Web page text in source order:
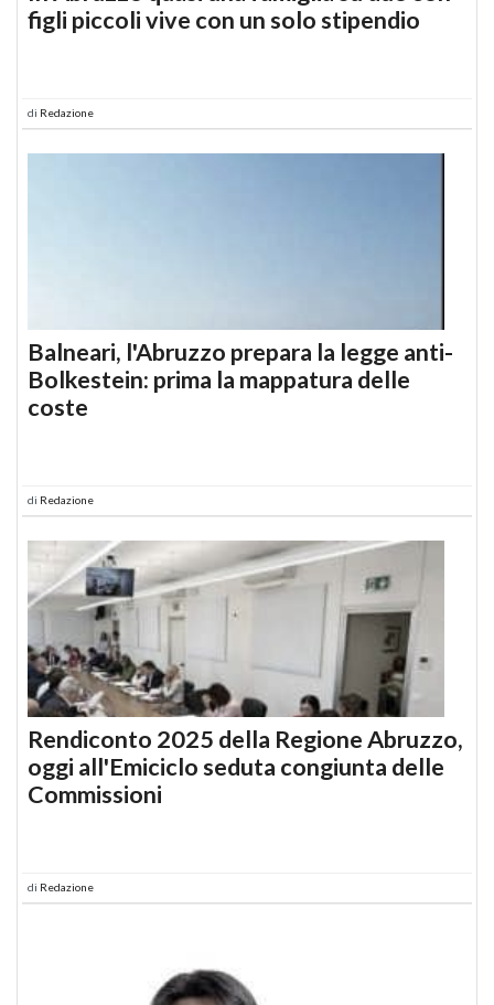
figli piccoli vive con un solo stipendio
di Redazione
Balneari, l'Abruzzo prepara la legge anti-
Bolkestein: prima la mappatura delle
coste
di Redazione
Rendiconto 2025 della Regione Abruzzo,
oggi all'Emiciclo seduta congiunta delle
Commissioni
di Redazione